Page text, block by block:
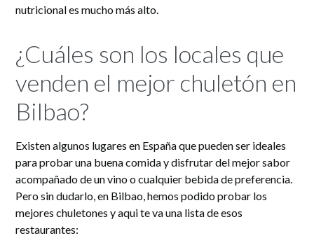
nutricional es mucho más alto.
¿Cuáles son los locales que
venden el mejor chuletón en
Bilbao?
Existen algunos lugares en España que pueden ser ideales
para probar una buena comida y disfrutar del mejor sabor
acompañado de un vino o cualquier bebida de preferencia.
Pero sin dudarlo, en Bilbao, hemos podido probar los
mejores chuletones y aqui te va una lista de esos
restaurantes: